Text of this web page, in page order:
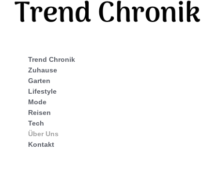
Trend Chronik
Zuhause
Garten
Lifestyle
Mode
Reisen
Tech
Über Uns
Kontakt